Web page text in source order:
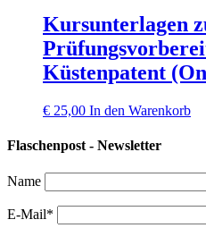
Kursunterlagen
Küstenpatent
€ 25,00 In den Warenkorb
Flaschenpost - Newsletter
Name
E-Mail*